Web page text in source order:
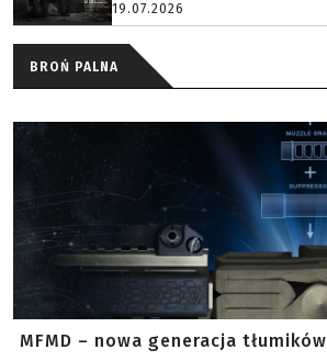
19.07.2026
BROŃ PALNA
MFMD – nowa generacja tłumików